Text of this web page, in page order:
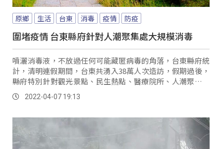
原鄉 生活 台東 消毒 疫情 防疫
圍堵疫情 台東縣府針對人潮聚集處大規模消毒
噴灑消毒液，不放過任何可能藏匿病毒的角落，台東縣府統
計，清明連假期間，台東共湧入38萬人次造訪，假期過後，
縣府特別針對觀光景點、民生熱點、醫療院所、人潮聚集等
279處，進行全面清消作業。
2022-04-07 19:13